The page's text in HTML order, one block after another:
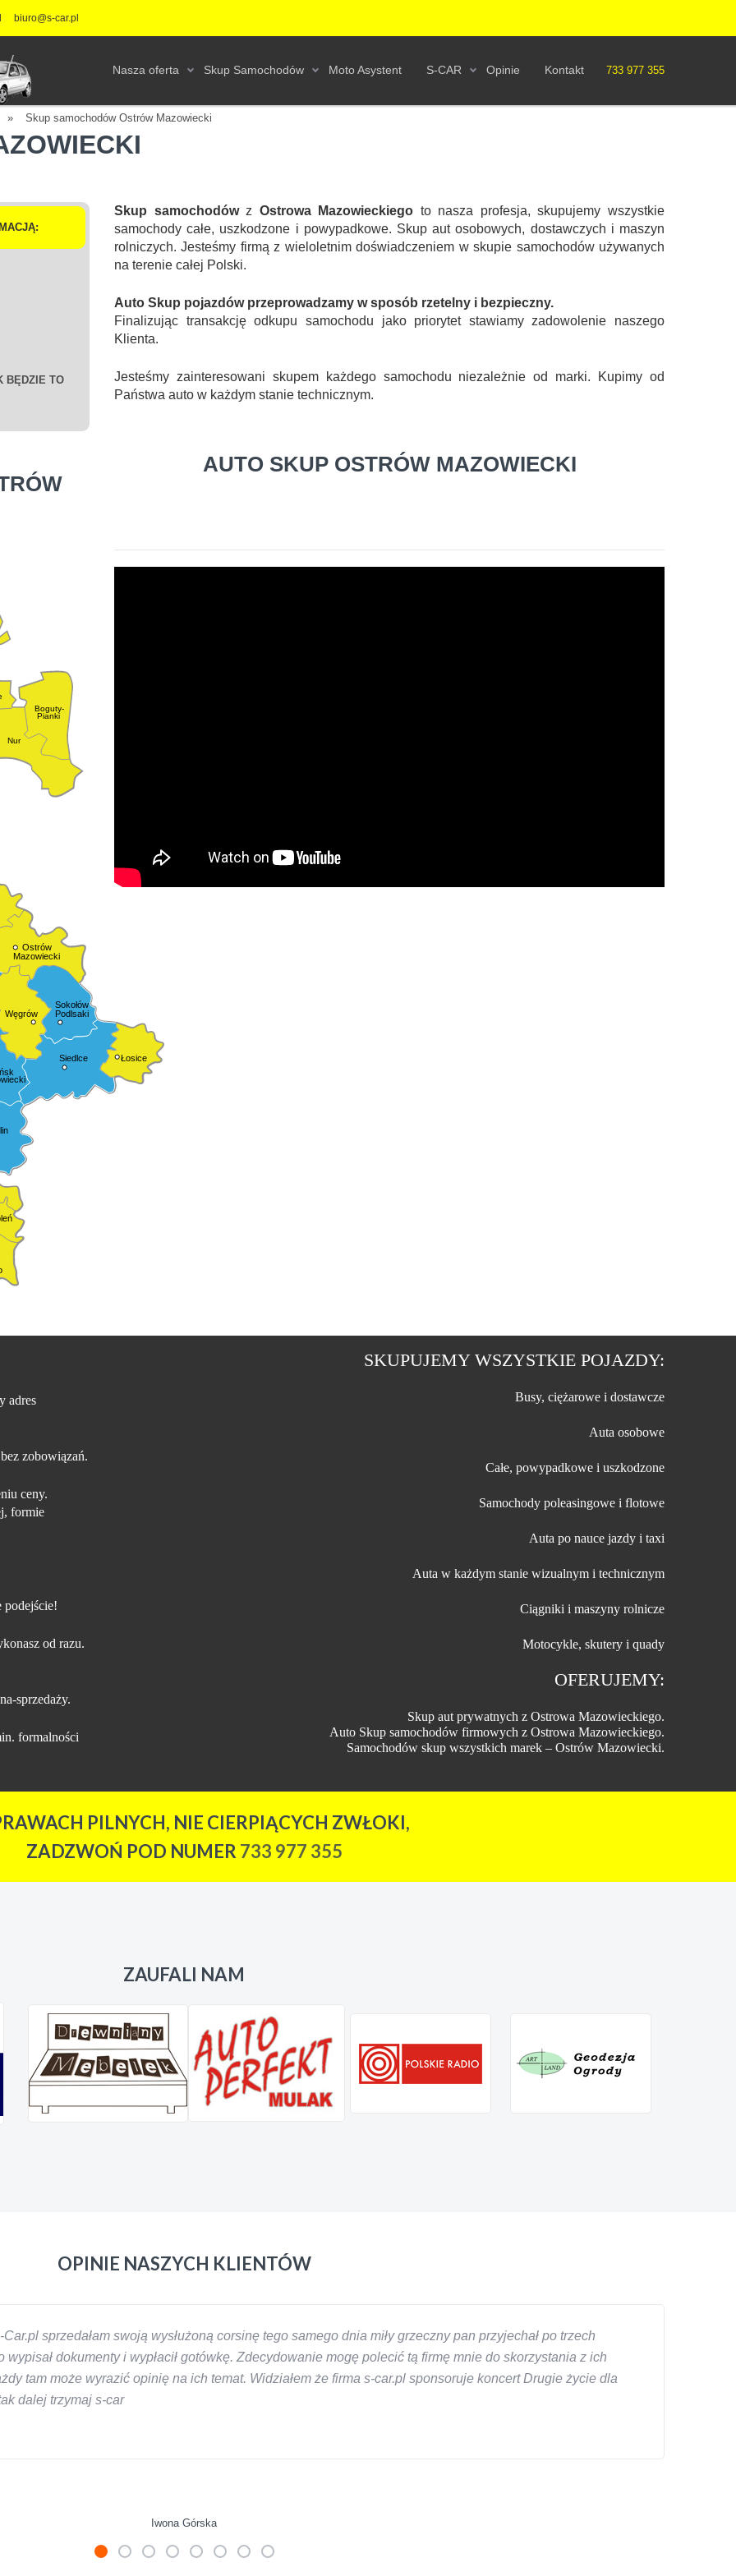
biuro@s-car.pl
733 977 355
Nasza oferta Skup Samochodów Moto Asystent S-CAR Opinie Kontakt
» Skup samochodów Ostrów Mazowiecki
BĘDZIE TO
Boguty-
Pianki
Nur
Siedlce
Sokołów
Podlsaki
Ostrów
Mazowiecki
Węgrów
Łosice
Skup samochodówz Ostrowa Mazowieckiego to nasza profesja, skupujemy wszystkie
samochody całe, uszkodzone i powypadkowe. Skup aut osobowych, dostawczych i maszyn
rolniczych. Jesteśmy firmą z wieloletnim doświadczeniem w skupie samochodów używanych
na terenie całej Polski.
Auto Skup pojazdów przeprowadzamy w sposób rzetelny i bezpieczny.
Finalizując transakcję odkupu samochodu jako priorytet stawiamy zadowolenie naszego
Klienta.
Jesteśmy zainteresowani skupem każdego samochodu niezależnie od marki. Kupimy od
Państwa auto w każdym stanie technicznym.
AUTO SKUP OSTRÓW MAZOWIECKI
adres
zobowiązań.
ceny.
formie
podejście!
od razu.
sprzedaży.
formalności
SKUPUJEMY WSZYSTKIE POJAZDY:
Busy, ciężarowe i dostawcze
Auta osobowe
Całe, powypadkowe i uszkodzone
Samochody poleasingowe i flotowe
Auta po nauce jazdy i taxi
Auta w każdym stanie wizualnym i technicznym
Ciągniki i maszyny rolnicze
Motocykle, skutery i quady
OFERUJEMY:
Skup aut prywatnych z Ostrowa Mazowieckiego.
Auto Skup samochodów firmowych z Ostrowa Mazowieckiego.
Samochodów skup wszystkich marek – Ostrów Mazowiecki.
PILNYCH, NIE CIERPIĄCYCH ZWŁOKI,
ZADZWOŃ POD NUMER 733 977 355
ZAUFALI NAM
OPINIE NASZYCH KLIENTÓW
sprzedałam swoją wysłużoną corsinę tego samego dnia miły grzeczny pan przyjechał po trzech
dokumenty i wypłacił gotówkę. Zdecydowanie mogę polecić tą firmę mnie do skorzystania z ich
tam może wyrazić opinię na ich temat. Widziałem że firma s-car.pl sponsoruje koncert Drugie życie dla
dalej trzymaj s-car
Iwona Górska